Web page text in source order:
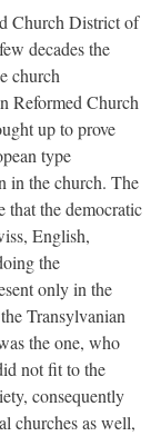
Church District of
decades the
church
Reformed Church
up to prove
type
in the church. The
that the democratic
English,
the
only in the
Transylvanian
the one, who
not fit to the
consequently
churches as well,